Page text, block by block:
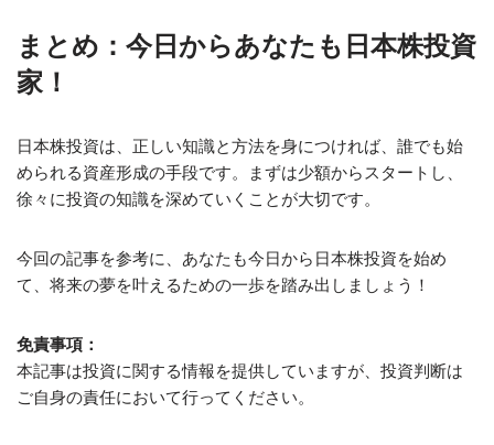
まとめ：今日からあなたも日本株投資
家！
日本株投資は、正しい知識と方法を身につければ、誰でも始
められる資産形成の手段です。まずは少額からスタートし、
徐々に投資の知識を深めていくことが大切です。
今回の記事を参考に、あなたも今日から日本株投資を始め
て、将来の夢を叶えるための一歩を踏み出しましょう！
免責事項：
本記事は投資に関する情報を提供していますが、投資判断は
ご自身の責任において行ってください。